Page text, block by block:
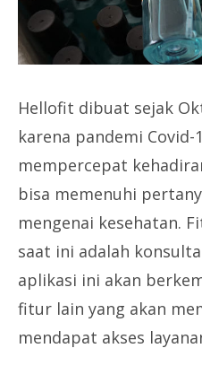
Hellofit dibuat sejak
karena pandemi Covid-
mempercepat
bisa memenuhi
mengenai kesehatan.
saat ini adalah
aplikasi ini akan
fitur lain yang akan
mendapat akses